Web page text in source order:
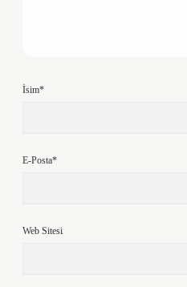
İsim*
E-Posta*
Web Sitesi